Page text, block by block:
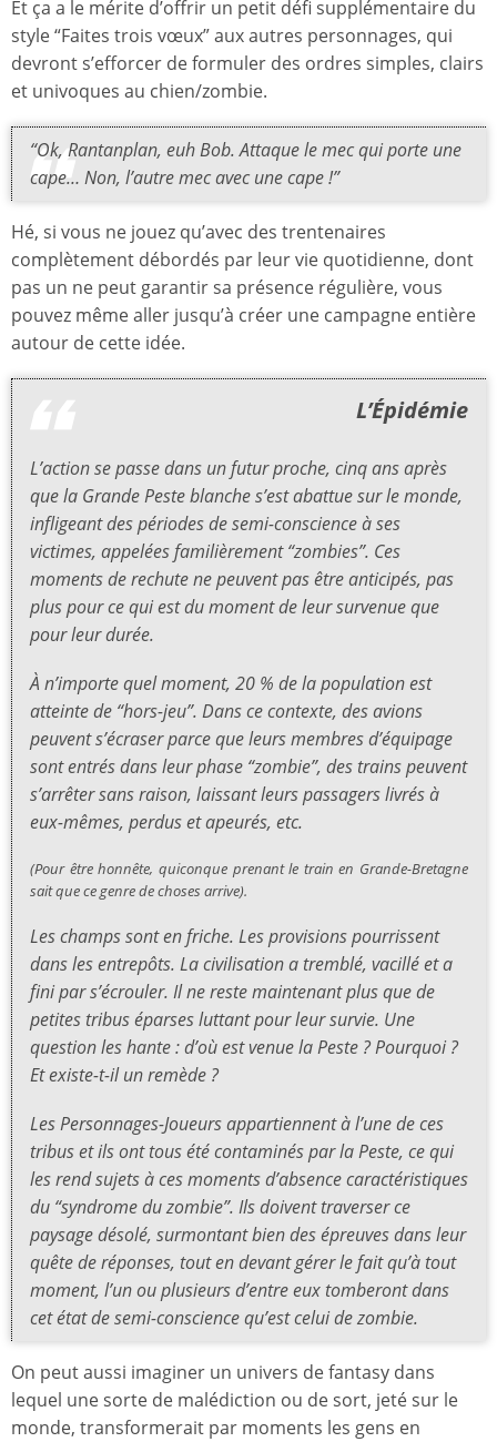
Et ça a le mérite d’offrir un petit défi supplémentaire du
style “Faites trois vœux” aux autres personnages, qui
devront s’efforcer de formuler des ordres simples, clairs
et univoques au chien/zombie.
“Ok, Rantanplan, euh Bob. Attaque le mec qui porte une
cape… Non, l’autre mec avec une cape !”
Hé, si vous ne jouez qu’avec des trentenaires
complètement débordés par leur vie quotidienne, dont
pas un ne peut garantir sa présence régulière, vous
pouvez même aller jusqu’à créer une campagne entière
autour de cette idée.
L’Épidémie
L’action se passe dans un futur proche, cinq ans après
que la Grande Peste blanche s’est abattue sur le monde,
infligeant des périodes de semi-conscience à ses
victimes, appelées familièrement “zombies”. Ces
moments de rechute ne peuvent pas être anticipés, pas
plus pour ce qui est du moment de leur survenue que
pour leur durée.
À n’importe quel moment, 20 % de la population est
atteinte de “hors-jeu”. Dans ce contexte, des avions
peuvent s’écraser parce que leurs membres d’équipage
sont entrés dans leur phase “zombie”, des trains peuvent
s’arrêter sans raison, laissant leurs passagers livrés à
eux-mêmes, perdus et apeurés, etc.
(Pour être honnête, quiconque prenant le train en Grande-Bretagne
sait que ce genre de choses arrive).
Les champs sont en friche. Les provisions pourrissent
dans les entrepôts. La civilisation a tremblé, vacillé et a
fini par s’écrouler. Il ne reste maintenant plus que de
petites tribus éparses luttant pour leur survie. Une
question les hante : d’où est venue la Peste ? Pourquoi ?
Et existe-t-il un remède ?
Les Personnages-Joueurs appartiennent à l’une de ces
tribus et ils ont tous été contaminés par la Peste, ce qui
les rend sujets à ces moments d’absence caractéristiques
du “syndrome du zombie”. Ils doivent traverser ce
paysage désolé, surmontant bien des épreuves dans leur
quête de réponses, tout en devant gérer le fait qu’à tout
moment, l’un ou plusieurs d’entre eux tomberont dans
cet état de semi-conscience qu’est celui de zombie.
On peut aussi imaginer un univers de fantasy dans
lequel une sorte de malédiction ou de sort, jeté sur le
monde, transformerait par moments les gens en